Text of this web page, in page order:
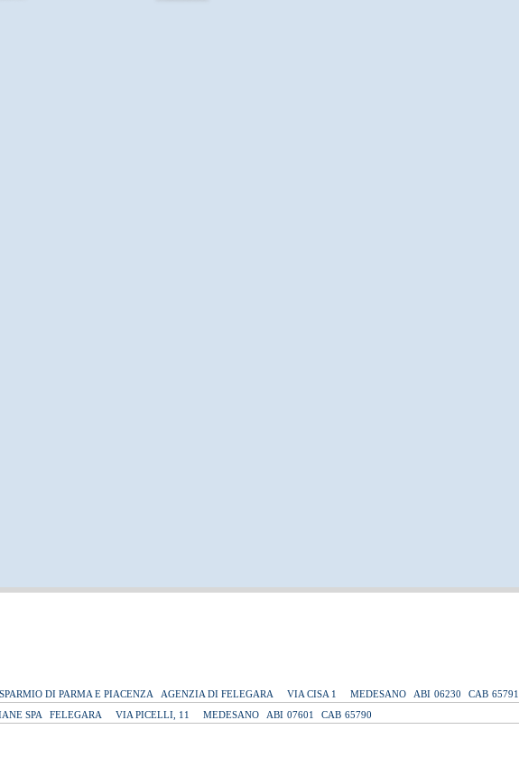
DI PARMA E PIACENZA AGENZIA DI FELEGARA VIA CISA 1 MEDESANO ABI 06230 CAB 65791
SPA FELEGARA VIA PICELLI, 11 MEDESANO ABI 07601 CAB 65790